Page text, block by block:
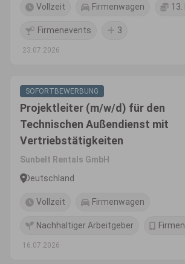
Vollzeit Firmenwagen
Firmenevents 3
23.07.2026
SOFORTBEWERBUNG
Projektleiter (m/w/d) für den
Technischen Außendienst mit
Vertriebstätigkeiten
Sunbelt Rentals GmbH
Deutschland
Vollzeit Firmenwagen
Nachhaltiger Arbeitgeber
16.07.2026